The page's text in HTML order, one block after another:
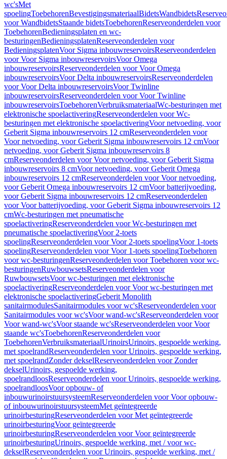
wc'sMet
spoelingToebehorenBevestigingsmateriaalBidetsWandbidets
voor WandbidetsStaande bidetsToebehorenReserveonderdelen voor
ToebehorenBedieningsplaten en wc-
besturingenBedieningsplatenReserveonderdelen voor
BedieningsplatenVoor Sigma inbouwreservoirsReserveonderdelen
voor Voor Sigma inbouwreservoirsVoor Omega
inbouwreservoirsReserveonderdelen voor Voor Omega
inbouwreservoirsVoor Delta inbouwreservoirsReserveonderdelen
voor Voor Delta inbouwreservoirsVoor Twinline
inbouwreservoirsReserveonderdelen voor Voor Twinline
inbouwreservoirsToebehorenVerbruiksmateriaalWc-besturingen met
elektronische spoelactiveringReserveonderdelen voor Wc-
besturingen met elektronische spoelactiveringVoor netvoeding, voor
Geberit Sigma inbouwreservoirs 12 cmReserveonderdelen voor
Voor netvoeding, voor Geberit Sigma inbouwreservoirs 12 cmVoor
netvoeding, voor Geberit Sigma inbouwreservoirs 8
cmReserveonderdelen voor Voor netvoeding, voor Geberit Sigma
inbouwreservoirs 8 cmVoor netvoeding, voor Geberit Omega
inbouwreservoirs 12 cmReserveonderdelen voor Voor netvoeding,
voor Geberit Omega inbouwreservoirs 12 cmVoor batterijvoeding,
voor Geberit Sigma inbouwreservoirs 12 cmReserveonderdelen
voor Voor batterijvoeding, voor Geberit Sigma inbouwreservoirs 12
cmWc-besturingen met pneumatische
spoelactiveringReserveonderdelen voor Wc-besturingen met
pneumatische spoelactiveringVoor 2-toets
spoelingReserveonderdelen voor Voor 2-toets spoelingVoor 1-toets
spoelingReserveonderdelen voor Voor 1-toets spoelingToebehoren
voor wc-besturingenReserveonderdelen voor Toebehoren voor wc-
besturingenRuwbouwsetsReserveonderdelen voor
RuwbouwsetsVoor wc-besturingen met elektronische
spoelactiveringReserveonderdelen voor Voor wc-besturingen met
elektronische spoelactiveringGeberit Monolith
sanitairmodulesSanitairmodules voor wc'sReserveonderdelen voor
Sanitairmodules voor wc'sVoor wand-wc'sReserveonderdelen voor
Voor wand-wc'sVoor staande wc'sReserveonderdelen voor Voor
staande wc'sToebehorenReserveonderdelen voor
ToebehorenVerbruiksmateriaalUrinoirsUrinoirs, gespoelde werking,
met spoelrandReserveonderdelen voor Urinoirs, gespoelde werking,
met spoelrandZonder dekselReserveonderdelen voor Zonder
dekselUrinoirs, gespoelde werking,
spoelrandloosReserveonderdelen voor Urinoirs, gespoelde werking,
spoelrandloosVoor opbouw- of
inbouwurinoirstuursysteemReserveonderdelen voor Voor opbouw-
of inbouwurinoirstuursysteemMet geïntegreerde
urinoirbesturingReserveonderdelen voor Met geïntegreerde
urinoirbesturingVoor geïntegreerde
urinoirbesturingReserveonderdelen voor Voor geïntegreerde
urinoirbesturingUrinoirs, gespoelde werking, met / voor wc-
dekselReserveonderdelen voor Urinoirs, gespoelde werking, met /